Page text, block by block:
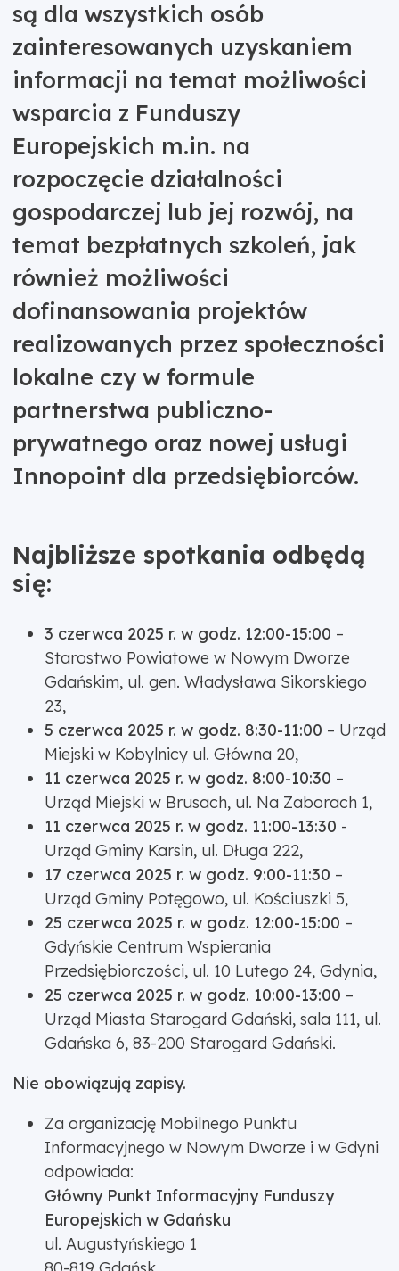
są dla wszystkich osób
zainteresowanych uzyskaniem
informacji na temat możliwości
wsparcia z Funduszy
Europejskich m.in. na
rozpoczęcie działalności
gospodarczej lub jej rozwój, na
temat bezpłatnych szkoleń, jak
również możliwości
dofinansowania projektów
realizowanych przez społeczności
lokalne czy w formule
partnerstwa publiczno-
prywatnego oraz nowej usługi
Innopoint dla przedsiębiorców.
Najbliższe spotkania odbędą
się:
3 czerwca 2025 r. w godz. 12:00-15:00 –
Starostwo Powiatowe w Nowym Dworze
Gdańskim, ul. gen. Władysława Sikorskiego
23,
5 czerwca 2025 r. w godz. 8:30-11:00 – Urząd
Miejski w Kobylnicy ul. Główna 20,
11 czerwca 2025 r. w godz. 8:00-10:30 –
Urząd Miejski w Brusach, ul. Na Zaborach 1,
11 czerwca 2025 r. w godz. 11:00-13:30 -
Urząd Gminy Karsin, ul. Długa 222,
17 czerwca 2025 r. w godz. 9:00-11:30 –
Urząd Gminy Potęgowo, ul. Kościuszki 5,
25 czerwca 2025 r. w godz. 12:00-15:00 –
Gdyńskie Centrum Wspierania
Przedsiębiorczości, ul. 10 Lutego 24, Gdynia,
25 czerwca 2025 r. w godz. 10:00-13:00 –
Urząd Miasta Starogard Gdański, sala 111, ul.
Gdańska 6, 83-200 Starogard Gdański.
Nie obowiązują zapisy.
Za organizację Mobilnego Punktu
Informacyjnego w Nowym Dworze i w Gdyni
odpowiada:
Główny Punkt Informacyjny Funduszy
Europejskich w Gdańsku
ul. Augustyńskiego 1